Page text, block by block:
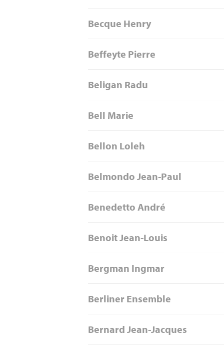
Becque Henry
Beffeyte Pierre
Beligan Radu
Bell Marie
Bellon Loleh
Belmondo Jean-Paul
Benedetto André
Benoit Jean-Louis
Bergman Ingmar
Berliner Ensemble
Bernard Jean-Jacques